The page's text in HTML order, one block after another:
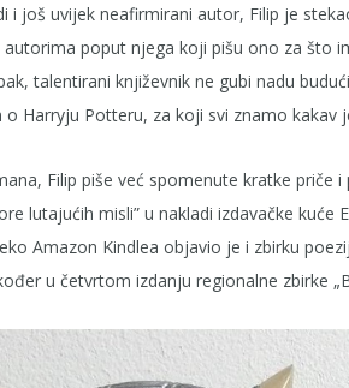
i još uvijek neafirmirani autor, Filip je
autorima poput njega koji pišu ono za što
talentirani književnik ne gubi nadu
o Harryju Potteru, za koji svi znamo kakav
Filip piše već spomenute kratke priče
lutajućih misli” u nakladi izdavačke kuće
Amazon Kindlea objavio je i zbirku
u četvrtom izdanju regionalne zbirke